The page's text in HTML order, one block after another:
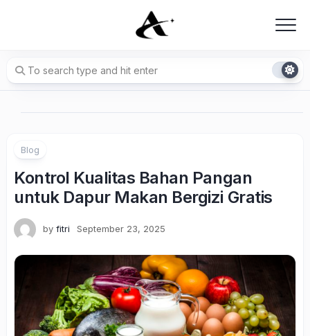
Blog
Kontrol Kualitas Bahan Pangan
untuk Dapur Makan Bergizi Gratis
by fitri September 23, 2025